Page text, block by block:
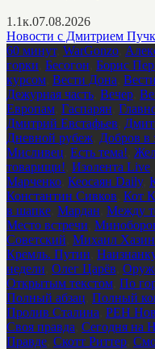
1.1к.07.08.2026
Новости с Дмитрием
60 минут, WarGonzo
горки Бесогон Борис
курсом Вести Дона
Дежурная часть Вечер
Европам Гаспарян
Дмитрий Евстафьев
Дневной рубеж Добров в
Мисливец Есть тема!
товарищи! Изолента Live
Марченко Кеосаян Daily,
Константин Сивков Кот
в шапке Мардан Между
Место встречи
Советский Михаил Хазин
Кремль. Путин Наизнанку
недели Олег Царёв
Открытым текстом По
Полный абзац Полный
Пролив Сталина РЕН
Своя правда Сегодня на
Правде Скотт Риттер